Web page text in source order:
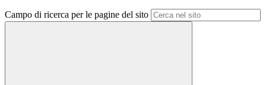
Campo di ricerca per le pagine del sito